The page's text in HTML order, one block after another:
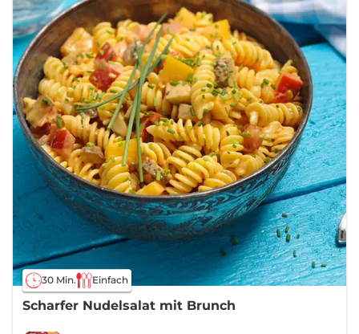
30 Min. Einfach
Scharfer Nudelsalat mit Brunch